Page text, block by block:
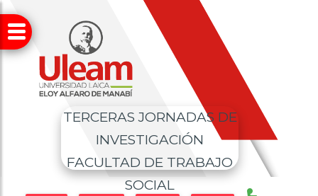
TERCERAS JORNADAS DE
INVESTIGACIÓN
FACULTAD DE TRABAJO
SOCIAL